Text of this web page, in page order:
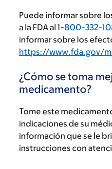
Puede informar sobre
a la FDA al 1-800-332-
informar sobre los
https://www.fda.gov/
¿Cómo se toma
medicamento?
Tome este
indicaciones de su
información que se le
instrucciones con